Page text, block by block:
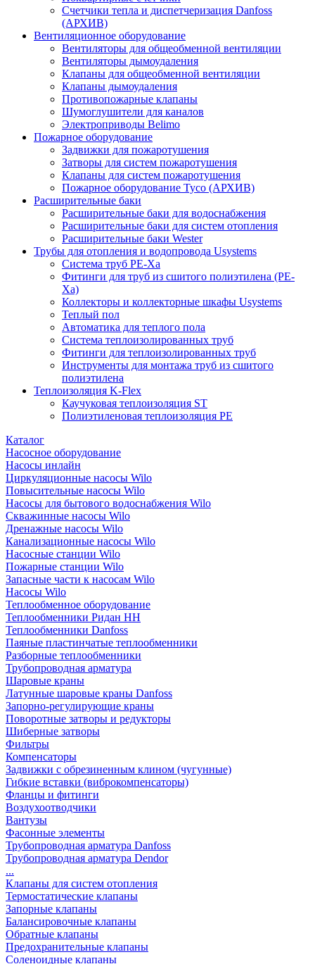
Счетчики тепла и диспетчеризация Danfoss
(АРХИВ)
Вентиляционное оборудование
Вентиляторы для общеобменной вентиляции
Вентиляторы дымоудаления
Клапаны для общеобменной вентиляции
Клапаны дымоудаления
Противопожарные клапаны
Шумоглушители для каналов
Электроприводы Belimo
Пожарное оборудование
Задвижки для пожаротушения
Затворы для систем пожаротушения
Клапаны для систем пожаротушения
Пожарное оборудование Tyco (АРХИВ)
Расширительные баки
Расширительные баки для водоснабжения
Расширительные баки для систем отопления
Расширительные баки Wester
Трубы для отопления и водопровода Usystems
Система труб PE-Xa
Фитинги для труб из сшитого полиэтилена (PE-
Xa)
Коллекторы и коллекторные шкафы Usystems
Теплый пол
Автоматика для теплого пола
Система теплоизолированных труб
Фитинги для теплоизолированных труб
Инструменты для монтажа труб из сшитого
полиэтилена
Теплоизоляция K-Flex
Каучуковая теплоизоляция ST
Полиэтиленовая теплоизоляция PE
Каталог
Насосное оборудование
Насосы инлайн
Циркуляционные насосы Wilo
Повысительные насосы Wilo
Насосы для бытового водоснабжения Wilo
Скважинные насосы Wilo
Дренажные насосы Wilo
Канализационные насосы Wilo
Насосные станции Wilo
Пожарные станции Wilo
Запасные части к насосам Wilo
Насосы Wilo
Теплообменное оборудование
Теплообменники Ридан НН
Теплообменники Danfoss
Паяные пластинчатые теплообменники
Разборные теплообменники
Трубопроводная арматура
Шаровые краны
Латунные шаровые краны Danfoss
Запорно-регулирующие краны
Поворотные затворы и редукторы
Шиберные затворы
Фильтры
Компенсаторы
Задвижки с обрезиненным клином (чугунные)
Гибкие вставки (виброкомпенсаторы)
Фланцы и фитинги
Воздухоотводчики
Вантузы
Фасонные элементы
Трубопроводная арматура Danfoss
Трубопроводная арматура Dendor
...
Клапаны для систем отопления
Термостатические клапаны
Запорные клапаны
Балансировочные клапаны
Обратные клапаны
Предохранительные клапаны
Соленоидные клапаны